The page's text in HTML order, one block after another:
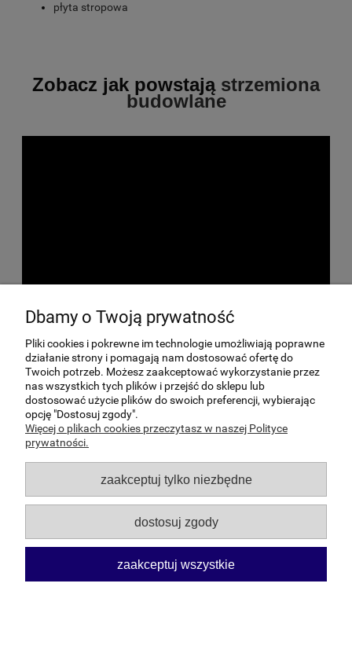
płyta stropowa
Zobacz jak powstają strzemiona
budowlane
Pomoc
Płatności i dostawa
Informacje
O nas
Dbamy o Twoją prywatność
Pliki cookies i pokrewne im technologie umożliwiają poprawne
działanie strony i pomagają nam dostosować ofertę do
Twoich potrzeb. Możesz zaakceptować wykorzystanie przez
nas wszystkich tych plików i przejść do sklepu lub
dostosować użycie plików do swoich preferencji, wybierając
opcję "Dostosuj zgody".
Więcej o plikach cookies przeczytasz w naszej Polityce
prywatności.
zaakceptuj tylko niezbędne
dostosuj zgody
zaakceptuj wszystkie